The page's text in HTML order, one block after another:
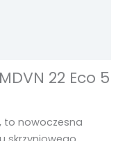
22 Eco 5
, to nowoczesna